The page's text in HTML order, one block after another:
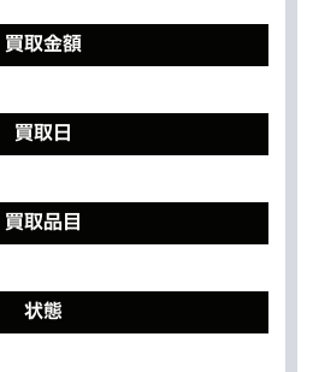
買取金額
買取日
買取品目
状態